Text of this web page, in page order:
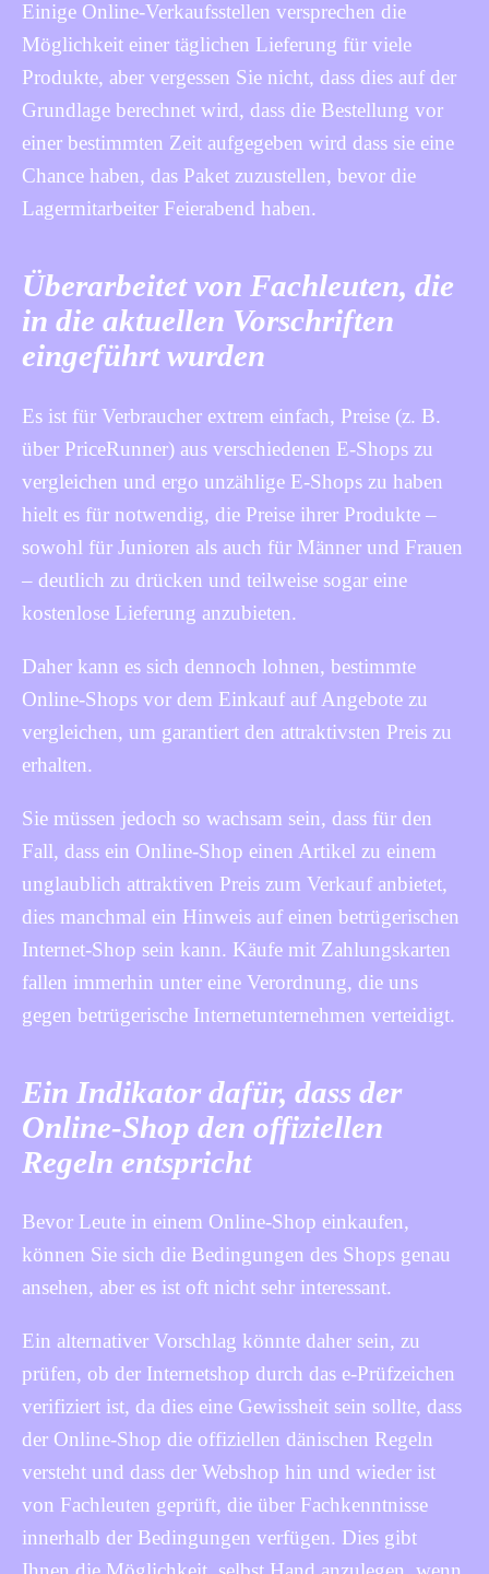
Einige Online-Verkaufsstellen versprechen die
Möglichkeit einer täglichen Lieferung für viele
Produkte, aber vergessen Sie nicht, dass dies auf der
Grundlage berechnet wird, dass die Bestellung vor
einer bestimmten Zeit aufgegeben wird dass sie eine
Chance haben, das Paket zuzustellen, bevor die
Lagermitarbeiter Feierabend haben.
Überarbeitet von Fachleuten, die
in die aktuellen Vorschriften
eingeführt wurden
Es ist für Verbraucher extrem einfach, Preise (z. B.
über PriceRunner) aus verschiedenen E-Shops zu
vergleichen und ergo unzählige E-Shops zu haben
hielt es für notwendig, die Preise ihrer Produkte –
sowohl für Junioren als auch für Männer und Frauen
– deutlich zu drücken und teilweise sogar eine
kostenlose Lieferung anzubieten.
Daher kann es sich dennoch lohnen, bestimmte
Online-Shops vor dem Einkauf auf Angebote zu
vergleichen, um garantiert den attraktivsten Preis zu
erhalten.
Sie müssen jedoch so wachsam sein, dass für den
Fall, dass ein Online-Shop einen Artikel zu einem
unglaublich attraktiven Preis zum Verkauf anbietet,
dies manchmal ein Hinweis auf einen betrügerischen
Internet-Shop sein kann. Käufe mit Zahlungskarten
fallen immerhin unter eine Verordnung, die uns
gegen betrügerische Internetunternehmen verteidigt.
Ein Indikator dafür, dass der
Online-Shop den offiziellen
Regeln entspricht
Bevor Leute in einem Online-Shop einkaufen,
können Sie sich die Bedingungen des Shops genau
ansehen, aber es ist oft nicht sehr interessant.
Ein alternativer Vorschlag könnte daher sein, zu
prüfen, ob der Internetshop durch das e-Prüfzeichen
verifiziert ist, da dies eine Gewissheit sein sollte, dass
der Online-Shop die offiziellen dänischen Regeln
versteht und dass der Webshop hin und wieder ist
von Fachleuten geprüft, die über Fachkenntnisse
innerhalb der Bedingungen verfügen. Dies gibt